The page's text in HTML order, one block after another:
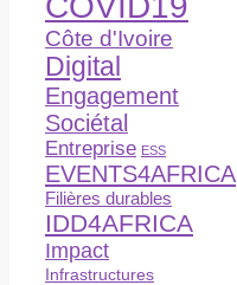
Côte d'Ivoire
Digital
Engagement
Sociétal
Entreprise ESS
EVENTS4AFRICA
Filières durables
IDD4AFRICA
Impact
Infrastructures